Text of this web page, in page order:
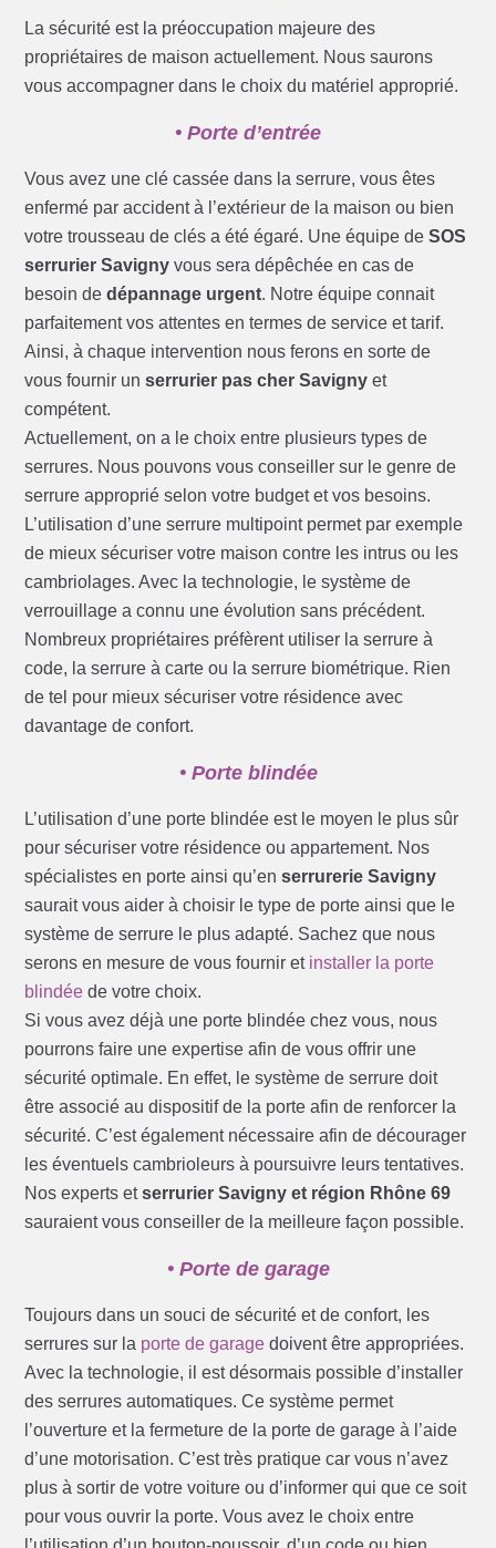
La sécurité est la préoccupation majeure des
propriétaires de maison actuellement. Nous saurons
vous accompagner dans le choix du matériel approprié.
• Porte d’entrée
Vous avez une clé cassée dans la serrure, vous êtes
enfermé par accident à l’extérieur de la maison ou bien
votre trousseau de clés a été égaré. Une équipe deSOS
serrurier Savigny vous sera dépêchée en cas de
besoin dedépannage urgent. Notre équipe connait
parfaitement vos attentes en termes de service et tarif.
Ainsi, à chaque intervention nous ferons en sorte de
vous fournir unserrurier pas cher Savigny et
compétent.
Actuellement, on a le choix entre plusieurs types de
serrures. Nous pouvons vous conseiller sur le genre de
serrure approprié selon votre budget et vos besoins.
L’utilisation d’une serrure multipoint permet par exemple
de mieux sécuriser votre maison contre les intrus ou les
cambriolages. Avec la technologie, le système de
verrouillage a connu une évolution sans précédent.
Nombreux propriétaires préfèrent utiliser la serrure à
code, la serrure à carte ou la serrure biométrique. Rien
de tel pour mieux sécuriser votre résidence avec
davantage de confort.
• Porte blindée
L’utilisation d’une porte blindée est le moyen le plus sûr
pour sécuriser votre résidence ou appartement. Nos
spécialistes en porte ainsi qu’enserrurerie Savigny
saurait vous aider à choisir le type de porte ainsi que le
système de serrure le plus adapté. Sachez que nous
serons en mesure de vous fournir et installer la porte
blindée de votre choix.
Si vous avez déjà une porte blindée chez vous, nous
pourrons faire une expertise afin de vous offrir une
sécurité optimale. En effet, le système de serrure doit
être associé au dispositif de la porte afin de renforcer la
sécurité. C’est également nécessaire afin de décourager
les éventuels cambrioleurs à poursuivre leurs tentatives.
Nos experts etserrurier Savigny et région Rhône 69
sauraient vous conseiller de la meilleure façon possible.
• Porte de garage
Toujours dans un souci de sécurité et de confort, les
serrures sur la porte de garage doivent être appropriées.
Avec la technologie, il est désormais possible d’installer
des serrures automatiques. Ce système permet
l’ouverture et la fermeture de la porte de garage à l’aide
d’une motorisation. C’est très pratique car vous n’avez
plus à sortir de votre voiture ou d’informer qui que ce soit
pour vous ouvrir la porte. Vous avez le choix entre